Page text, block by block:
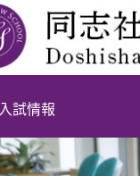
入試情報